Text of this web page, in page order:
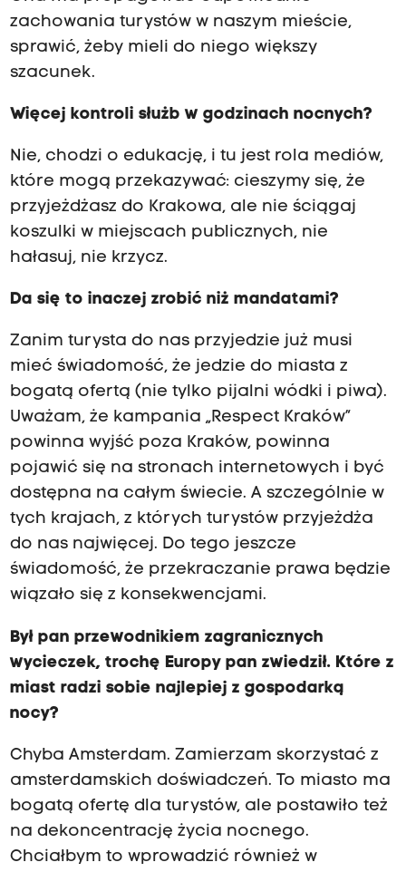
zachowania turystów w naszym mieście,
sprawić, żeby mieli do niego większy
szacunek.
Więcej kontroli służb w godzinach nocnych?
Nie, chodzi o edukację, i tu jest rola mediów,
które mogą przekazywać: cieszymy się, że
przyjeżdżasz do Krakowa, ale nie ściągaj
koszulki w miejscach publicznych, nie
hałasuj, nie krzycz.
Da się to inaczej zrobić niż mandatami?
Zanim turysta do nas przyjedzie już musi
mieć świadomość, że jedzie do miasta z
bogatą ofertą (nie tylko pijalni wódki i piwa).
Uważam, że kampania „Respect Kraków”
powinna wyjść poza Kraków, powinna
pojawić się na stronach internetowych i być
dostępna na całym świecie. A szczególnie w
tych krajach, z których turystów przyjeżdża
do nas najwięcej. Do tego jeszcze
świadomość, że przekraczanie prawa będzie
wiązało się z konsekwencjami.
Był pan przewodnikiem zagranicznych
wycieczek, trochę Europy pan zwiedził. Które z
miast radzi sobie najlepiej z gospodarką
nocy?
Chyba Amsterdam. Zamierzam skorzystać z
amsterdamskich doświadczeń. To miasto ma
bogatą ofertę dla turystów, ale postawiło też
na dekoncentrację życia nocnego.
Chciałbym to wprowadzić również w